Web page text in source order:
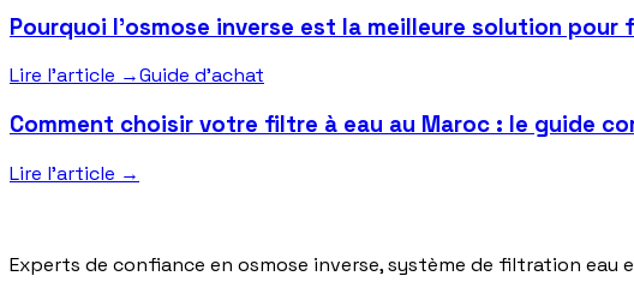
Pourquoi l’osmose inverse est la meilleure solution pour
Lire l'article →Guide d'achat
Comment choisir votre filtre à eau au Maroc : le guide
Lire l'article →
Experts de confiance en osmose inverse, système de filtration eau